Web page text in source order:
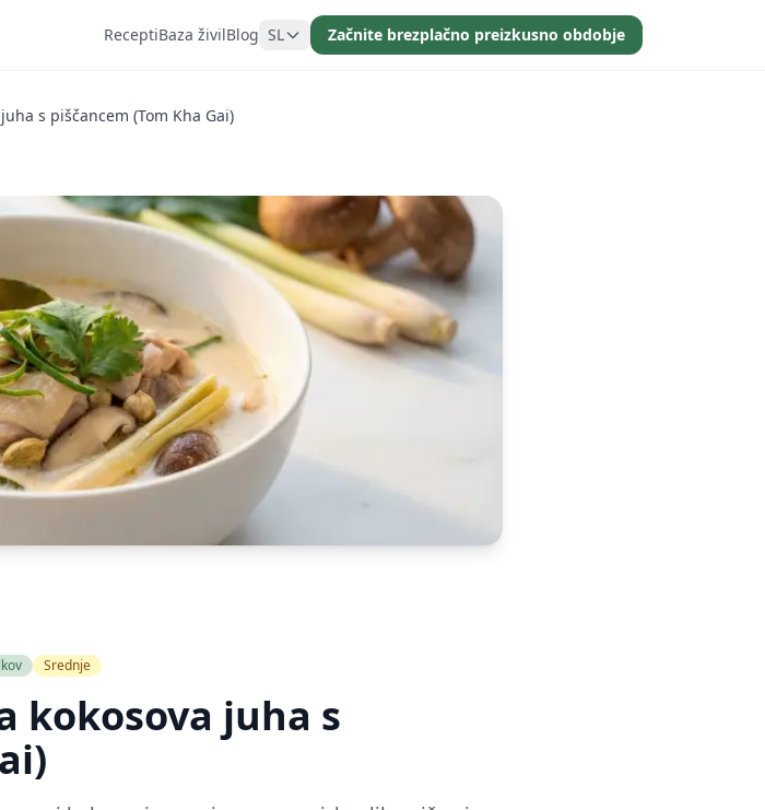
ReceptiBaza živilBlog SL Začnite brezplačno preizkusno obdobje
s piščancem (Tom Kha Gai)
Srednje
kokosova juha s